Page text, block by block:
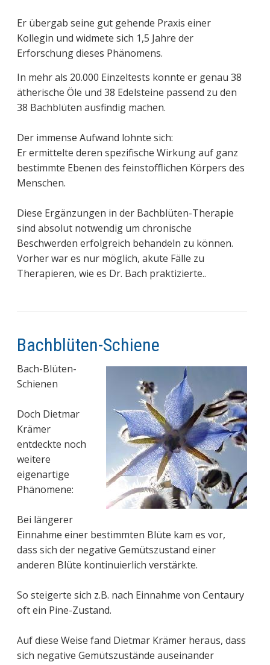
Er übergab seine gut gehende Praxis einer
Kollegin und widmete sich 1,5 Jahre der
Erforschung dieses Phänomens.
In mehr als 20.000 Einzeltests konnte er genau 38
ätherische Öle und 38 Edelsteine passend zu den
38 Bachblüten ausfindig machen.
Der immense Aufwand lohnte sich:
Er ermittelte deren spezifische Wirkung auf ganz
bestimmte Ebenen des feinstofflichen Körpers des
Menschen.
Diese Ergänzungen in der Bachblüten-Therapie
sind absolut notwendig um chronische
Beschwerden erfolgreich behandeln zu können.
Vorher war es nur möglich, akute Fälle zu
Therapieren, wie es Dr. Bach praktizierte..
Bachblüten-Schiene
Bach-Blüten-
Schienen
Doch Dietmar
Krämer
entdeckte noch
weitere
eigenartige
Phänomene:
Bei längerer
Einnahme einer bestimmten Blüte kam es vor,
dass sich der negative Gemütszustand einer
anderen Blüte kontinuierlich verstärkte.
So steigerte sich z.B. nach Einnahme von Centaury
oft ein Pine-Zustand.
Auf diese Weise fand Dietmar Krämer heraus, dass
sich negative Gemütszustände auseinander